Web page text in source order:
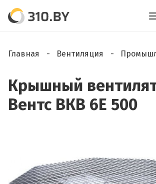
Главная Вентиляция
Крышный
Вентс ВКВ 6Е 500